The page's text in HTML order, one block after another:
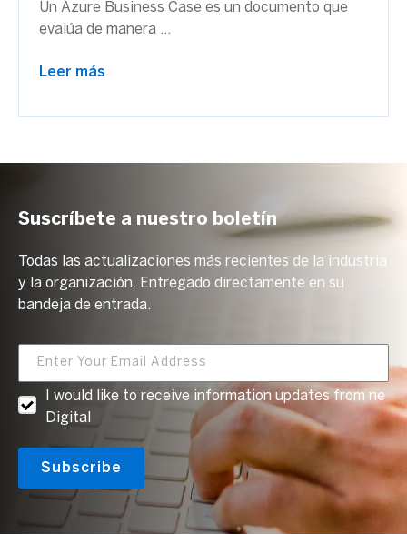
Un Azure Business Case es un documento que
evalúa de manera ...
Leer más
Suscríbete a nuestro boletín
Todas las actualizaciones más recientes de la industria
y la organización. Entregado directamente en su
bandeja de entrada.
I would like to receive information updates from ne
Digital